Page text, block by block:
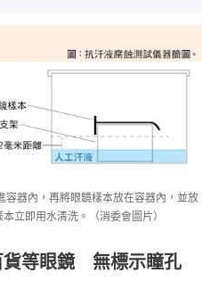
器內，再將眼鏡樣本放在容器內，並放
立即用水清洗。（消委會圖片）
貨等眼鏡 無標示瞳孔